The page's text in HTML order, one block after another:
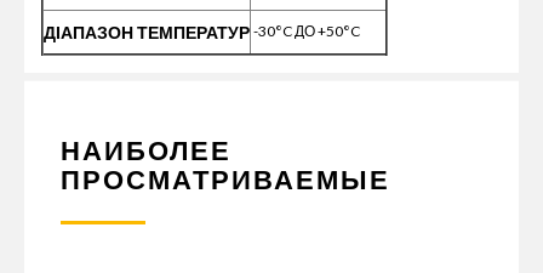
ДІАПАЗОН ТЕМПЕРАТУР -30°C ДО +50°C
НАИБОЛЕЕ
ПРОСМАТРИВАЕМЫЕ